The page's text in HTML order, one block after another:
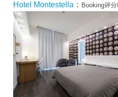
Hotel Montestella ： Booking评